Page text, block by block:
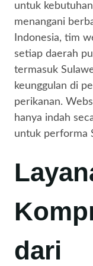
untuk
menangani
Indonesia, tim
setiap daerah
termasuk
keunggulan di
perikanan.
hanya indah
untuk performa
dari